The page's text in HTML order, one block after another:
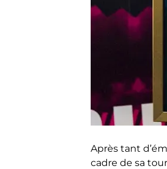
Après tant
cadre de sa